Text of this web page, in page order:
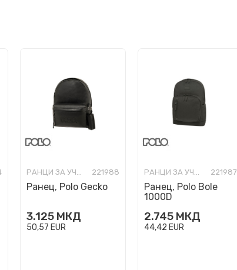
РАНЦИ ЗА УЧИЛИШТЕ 221988
Ранец, Polo Gecko
3.125 МКД
50,57 EUR
РАНЦИ ЗА УЧИЛИШТЕ 221987
Ранец, Polo Bole
1000D
2.745 МКД
44,42 EUR